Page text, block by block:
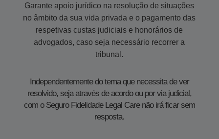
Garante apoio jurídico na resolução de situações
no âmbito da sua vida privada e o pagamento das
respetivas custas judiciais e honorários de
advogados, caso seja necessário recorrer a
tribunal.​​​
Independentemente do tema que necessita de ver
resolvido, seja através de acordo ou por via judicial,
com o Seguro Fidelidade Legal Care não irá ficar sem
resposta.